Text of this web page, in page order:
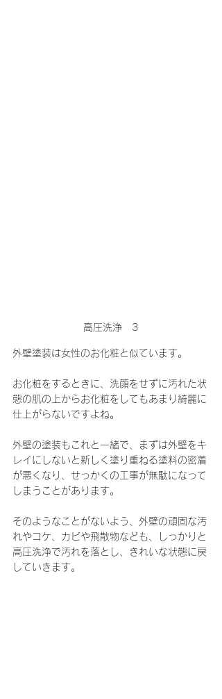
高圧洗浄　3
外壁塗装は女性のお化粧と似ています。
お化粧をするときに、洗顔をせずに汚れた状
態の肌の上からお化粧をしてもあまり綺麗に
仕上がらないですよね。
外壁の塗装もこれと一緒で、まずは外壁をキ
レイにしないと新しく塗り重ねる塗料の密着
が悪くなり、せっかくの工事が無駄になって
しまうことがあります。
そのようなことがないよう、外壁の頑固な汚
れやコケ、カビや飛散物なども、しっかりと
高圧洗浄で汚れを落とし、きれいな状態に戻
していきます。